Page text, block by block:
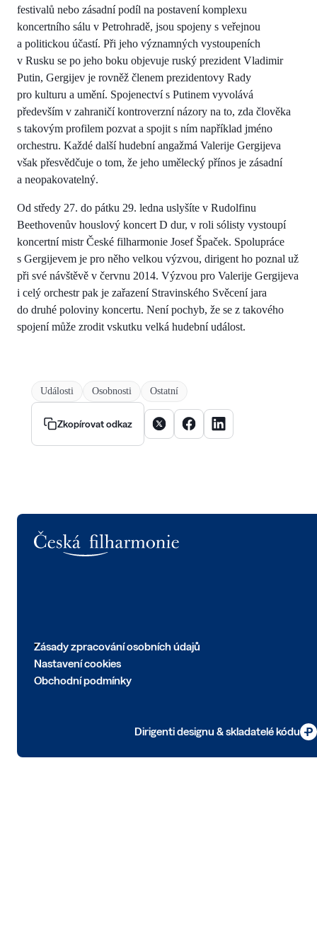
festivalů nebo zásadní podíl na postavení komplexu
koncertního sálu v Petrohradě, jsou spojeny s veřejnou
a politickou účastí. Při jeho významných vystoupeních
v Rusku se po jeho boku objevuje ruský prezident Vladimir
Putin, Gergijev je rovněž členem prezidentovy Rady
pro kulturu a umění. Spojenectví s Putinem vyvolává
především v zahraničí kontroverzní názory na to, zda člověka
s takovým profilem pozvat a spojit s ním například jméno
orchestru. Každé další hudební angažmá Valerije Gergijeva
však přesvědčuje o tom, že jeho umělecký přínos je zásadní
a neopakovatelný.
Od středy 27. do pátku 29. ledna uslyšíte v Rudolfinu
Beethovenův houslový koncert D dur, v roli sólisty vystoupí
koncertní mistr České filharmonie Josef Špaček. Spolupráce
s Gergijevem je pro něho velkou výzvou, dirigent ho poznal už
při své návštěvě v červnu 2014. Výzvou pro Valerije Gergijeva
i celý orchestr pak je zařazení Stravinského Svěcení jara
do druhé poloviny koncertu. Není pochyb, že se z takového
spojení může zrodit vskutku velká hudební událost.
Události Osobnosti Ostatní
Zkopírovat odkaz Sdílet článek na X
Sdílet článek na Facebooku
Sdílet článek na
Zásady zpracování osobních údajů
Nastavení cookies
Obchodní podmínky
Dirigenti designu & skladatelé kódu